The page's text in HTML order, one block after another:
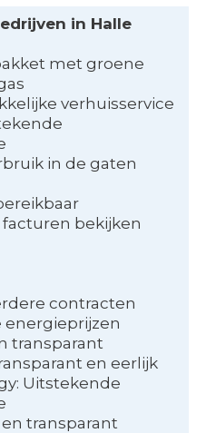
in Halle
met groene
verhuisservice
in de gaten
facturen bekijken
contracten
energieprijzen
transparant
en eerlijk
Uitstekende
transparant